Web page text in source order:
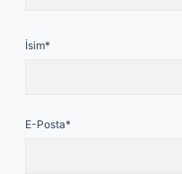
İsim*
E-Posta*